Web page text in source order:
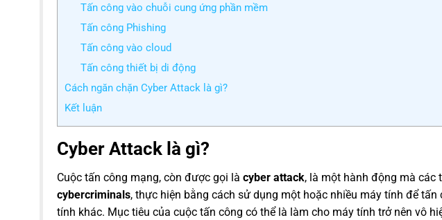
Tấn công vào chuỗi cung ứng phần mềm
Tấn công Phishing
Tấn công vào cloud
Tấn công thiết bị di động
Cách ngăn chặn Cyber Attack là gì?
Kết luận
Cyber Attack là gì?
Cuộc tấn công mạng, còn được gọi là cyber attack, là một hành động mà các
cybercriminals, thực hiện bằng cách sử dụng một hoặc nhiều máy tính để
tính khác. Mục tiêu của cuộc tấn công có thể là làm cho máy tính trở nên vô